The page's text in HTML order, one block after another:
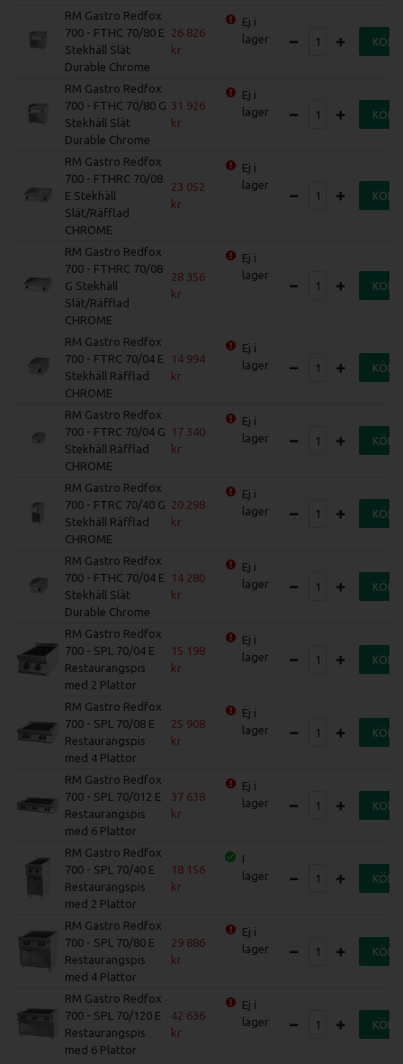
RM Gastro Redfox
700 - FTHC 70/80 E
Stekhäll Slät
Durable Chrome
26 826
Ej i
lager
KÖP
RM Gastro Redfox
700 - FTHC 70/80 G
Stekhäll Slät
Durable Chrome
31 926
Ej i
lager
KÖP
RM Gastro Redfox
700 - FTHRC 70/08
E Stekhäll
Slät/Räfflad
CHROME
23 052
Ej i
lager
KÖP
RM Gastro Redfox
700 - FTHRC 70/08
G Stekhäll
Slät/Räfflad
CHROME
28 356
Ej i
lager
KÖP
RM Gastro Redfox
700 - FTRC 70/04 E
Stekhäll Räfflad
CHROME
14 994
Ej i
lager
KÖP
RM Gastro Redfox
700 - FTRC 70/04 G
Stekhäll Räfflad
CHROME
17 340
Ej i
lager
KÖP
RM Gastro Redfox
700 - FTRC 70/40 G
Stekhäll Räfflad
CHROME
20 298
Ej i
lager
KÖP
RM Gastro Redfox
700 - FTHC 70/04 E
Stekhäll Slät
Durable Chrome
14 280
Ej i
lager
KÖP
RM Gastro Redfox
700 - SPL 70/04 E
Restaurangspis
med 2 Plattor
15 198
Ej i
lager
KÖP
RM Gastro Redfox
700 - SPL 70/08 E
Restaurangspis
med 4 Plattor
25 908
Ej i
lager
KÖP
RM Gastro Redfox
700 - SPL 70/012 E
Restaurangspis
med 6 Plattor
37 638
Ej i
lager
KÖP
RM Gastro Redfox
700 - SPL 70/40 E
Restaurangspis
med 2 Plattor
18 156
I
lager
KÖP
RM Gastro Redfox
700 - SPL 70/80 E
Restaurangspis
med 4 Plattor
29 886
Ej i
lager
KÖP
RM Gastro Redfox
700 - SPL 70/120 E
Restaurangspis
med 6 Plattor
42 636
Ej i
lager
KÖP